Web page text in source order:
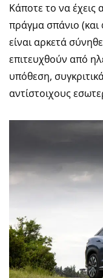
Κάποτε το να έχεις
πράγμα σπάνιο (και
είναι αρκετά
επιτευχθούν από
υπόθεση,
αντίστοιχους